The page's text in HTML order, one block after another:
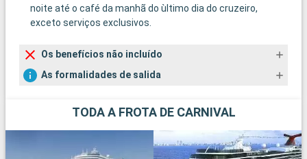
noite até o café da manhã do ùltimo dia do cruzeiro,
exceto serviços exclusivos.
Os benefícios não incluído
As formalidades de salida
TODA A FROTA DE CARNIVAL